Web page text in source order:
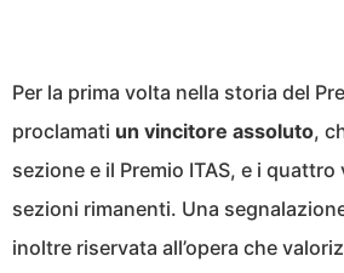
Per la prima volta nella storia del
proclamati un vincitore assoluto,
sezione e il Premio ITAS, e i
sezioni rimanenti. Una
inoltre riservata all’opera che